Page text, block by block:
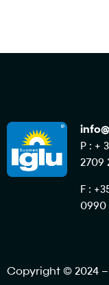
P : +
2709
F :
0990
Copyright © 2024 –